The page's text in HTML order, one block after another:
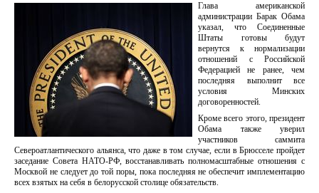
Глава американской
администрации Барак Обама
указал, что Соединенные
Штаты готовы будут
вернутся к нормализации
отношений с Российской
Федерацией не ранее, чем
последняя выполнит все
условия Минских
договоренностей.
Кроме всего этого, президент
Обама также уверил
участников саммита
Североатлантического альянса, что даже в том случае, если в Брюсселе пройдет
заседание Совета НАТО-РФ, восстанавливать полномасштабные отношения с
Москвой не следует до той поры, пока последняя не обеспечит имплементацию
всех взятых на себя в белорусской столице обязательств.